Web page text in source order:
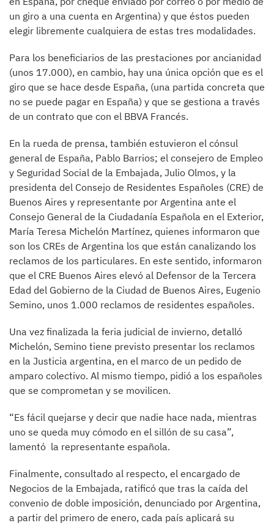
un giro a una cuenta en Argentina) y que éstos pueden
elegir libremente cualquiera de estas tres modalidades.
Para los beneficiarios de las prestaciones por ancianidad
(unos 17.000), en cambio, hay una única opción que es el
giro que se hace desde España, (una partida concreta que
no se puede pagar en España) y que se gestiona a través
de un contrato que con el BBVA Francés.
En la rueda de prensa, también estuvieron el cónsul
general de España, Pablo Barrios; el consejero de Empleo
y Seguridad Social de la Embajada, Julio Olmos, y la
presidenta del Consejo de Residentes Españoles (CRE) de
Buenos Aires y representante por Argentina ante el
Consejo General de la Ciudadanía Española en el Exterior,
María Teresa Michelón Martínez, quienes informaron que
son los CREs de Argentina los que están canalizando los
reclamos de los particulares. En este sentido, informaron
que el CRE Buenos Aires elevó al Defensor de la Tercera
Edad del Gobierno de la Ciudad de Buenos Aires, Eugenio
Semino, unos 1.000 reclamos de residentes españoles.
Una vez finalizada la feria judicial de invierno, detalló
Michelón, Semino tiene previsto presentar los reclamos
en la Justicia argentina, en el marco de un pedido de
amparo colectivo. Al mismo tiempo, pidió a los españoles
que se comprometan y se movilicen.
“Es fácil quejarse y decir que nadie hace nada, mientras
uno se queda muy cómodo en el sillón de su casa”,
lamentó la representante española.
Finalmente, consultado al respecto, el encargado de
Negocios de la Embajada, ratificó que tras la caída del
convenio de doble imposición, denunciado por Argentina,
a partir del primero de enero, cada país aplicará su